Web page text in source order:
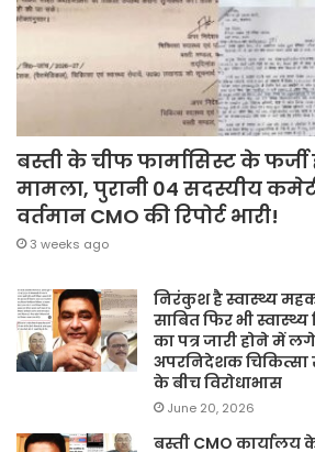
बस्ती के चीफ फार्मासिस्ट के फर्जी
मामला, पुरानी 04 सदस्यीय कमेटी
वर्तमान CMO की रिपोर्ट भारी!
3 weeks ago
निरंकुश है स्वास्थ्य
साबित फिर भी
का पत्र जारी होने में
अपरनिदेशक चिकित्सा
के बीच विरोधाभास
June 20, 2026
बस्ती CMO कार्यालय